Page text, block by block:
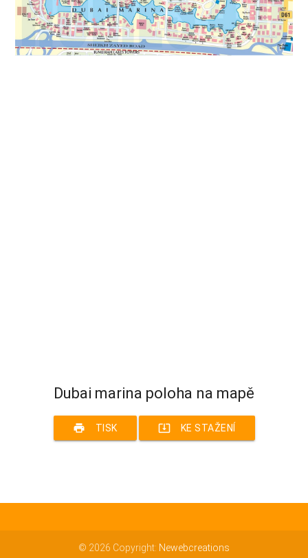
Dubai marina poloha na mapě
print TISK system_update_alt KE STAŽENÍ
© 2026 Copyright: Newebcreations